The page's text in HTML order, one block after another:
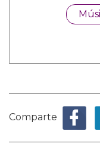
Comparte